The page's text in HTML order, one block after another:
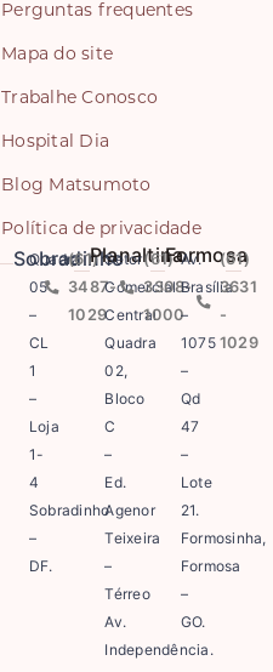
Perguntas frequentes
Mapa do site
Trabalhe Conosco
Hospital Dia
Blog Matsumoto
Política de privacidade
Sobradinho
Quadra
05
–
CL
1
–
Loja
1-
4
Sobradinho
–
DF.
(61)
3487-
1029
Planaltina
Setor
Comercial
Central
Quadra
02,
Bloco
C
–
Ed.
Agenor
Teixeira
–
Térreo
Av.
Independência.
(61)
3308-
1000
Formosa
Av.
Brasília
–
1075
–
Qd
47
–
Lote
21.
Formosinha,
Formosa
–
GO.
(61)
3631
-
1029